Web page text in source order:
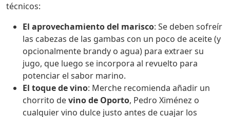
técnicos:
El aprovechamiento del marisco: Se deben sofreír
las cabezas de las gambas con un poco de aceite (y
opcionalmente brandy o agua) para extraer su
jugo, que luego se incorpora al revuelto para
potenciar el sabor marino.
El toque de vino: Merche recomienda añadir un
chorrito devino de Oporto, Pedro Ximénez o
cualquier vino dulce justo antes de cuajar los